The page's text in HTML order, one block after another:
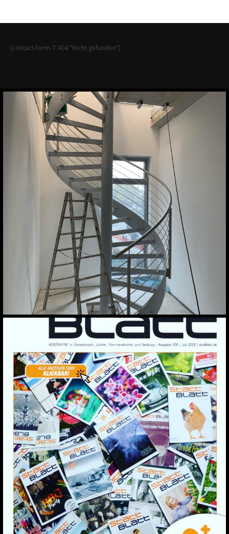
[contact-form-7 404 "Nicht gefunden"]